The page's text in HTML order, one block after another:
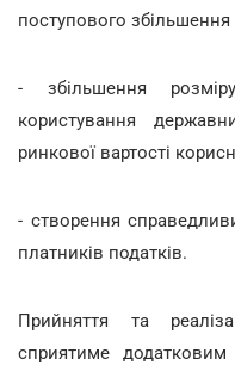
поступового збільшення
- збільшення
користування
ринкової вартості
- створення
платників податків.
Прийняття та
сприятиме